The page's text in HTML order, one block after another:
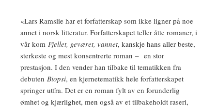
«Lars Ramslie har et forfatterskap som ikke ligner på noe
annet i norsk litteratur. Forfatterskapet teller åtte romaner, i
vår kom Fjellet, geværet, vannet, kanskje hans aller beste,
sterkeste og mest konsentrerte roman – en stor
prestasjon. I den vender han tilbake til tematikken fra
debuten Biopsi, en kjernetematikk hele forfatterskapet
springer utfra. Det er en roman fylt av en forunderlig
ømhet og kjærlighet, men også av et tilbakeholdt raseri,